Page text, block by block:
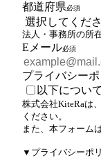
都道府県
法人・事務所の所
Eメール
プライバシー
以下につい
株式会社KiteRaは
ください。
また、本フォーム
▼プライバシーポ